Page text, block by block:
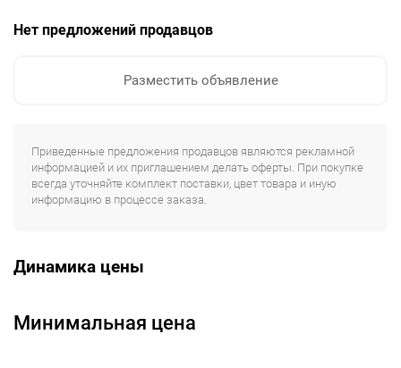
Нет предложений продавцов
Разместить объявление
Приведенные предложения продавцов являются рекламной
информацией и их приглашением делать оферты. При покупке
всегда уточняйте комплект поставки, цвет товара и иную
информацию в процессе заказа.
Динамика цены
Минимальная цена